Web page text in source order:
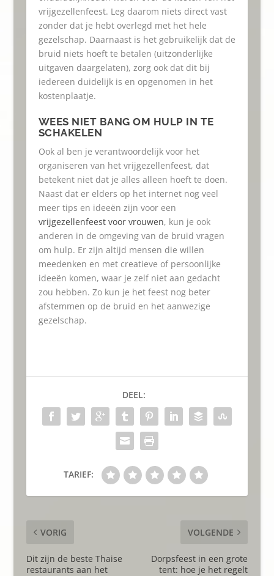
vrijgezellenfeest. Leg daarom niets direct vast
zonder dat je hebt overlegd met het hele
gezelschap. Daarnaast is het gebruikelijk dat de
bruid niets hoeft te betalen (uitzonderlijke
uitgaven daargelaten), zorg ook dat dit bij
iedereen duidelijk is en opgenomen in het
kostenplaatje.
WEES NIET BANG OM HULP IN TE
SCHAKELEN
Ook al ben je verantwoordelijk voor het
organiseren van het vrijgezellenfeest, dat
betekent niet dat je alles alleen hoeft te doen.
Naast dat er elders op het internet nog veel
meer tips en ideeën zijn voor een
vrijgezellenfeest voor vrouwen, kun je ook
anderen in de omgeving van de bruid vragen
om hulp. Er zijn altijd mensen die willen
meedenken en met creatieve of persoonlijke
ideeën komen, waar je zelf niet aan gedacht
zou hebben. Zo kun je het feest nog beter
afstemmen op de bruid en het aanwezige
gezelschap.
DEEL:
TARIEF:
VORIG
Dit zijn de beste Thaise
restaurants aan het
VOLGENDE
Dorpsfeest in een grote
tent: hoe je het regelt